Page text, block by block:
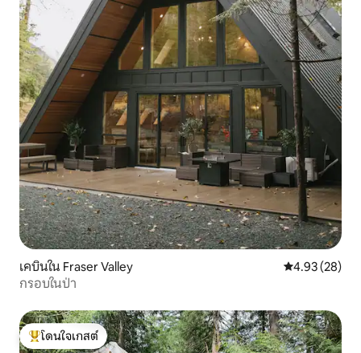
เคบินใน Fraser Valley คะแนนเฉลี่ย
4.93 (28)
กรอบในป่า
โดนใจเกสต์ที่สุด
โดนใจเกสต์